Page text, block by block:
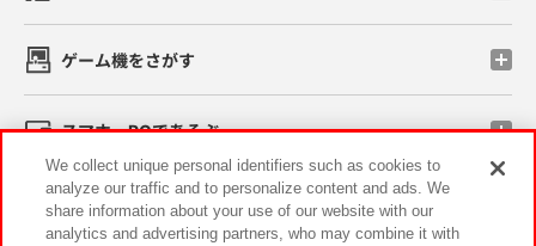
ゲーム機をさがす
スマホ・PCであそぶ
イベント・キャンペーン
We collect unique personal identifiers such as cookies to
analyze our traffic and to personalize content and ads. We
share information about your use of our website with our
analytics and advertising partners, who may combine it with